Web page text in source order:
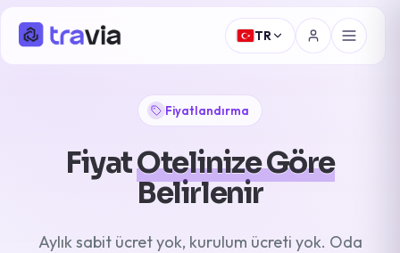
TR
Fiyatlandırma
FiyatOtelinize Göre
Belirlenir
Aylık sabit ücret yok, kurulum ücreti yok. Oda